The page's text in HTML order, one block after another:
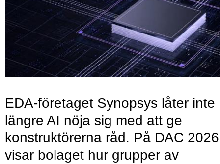
EDA-företaget Synopsys låter inte
längre AI nöja sig med att ge
konstruktörerna råd. På DAC 2026
visar bolaget hur grupper av